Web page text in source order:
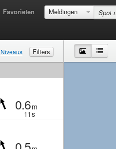
Favorieten Meldingen
Niveaus
Filters
0.6m
11 s
Kaart